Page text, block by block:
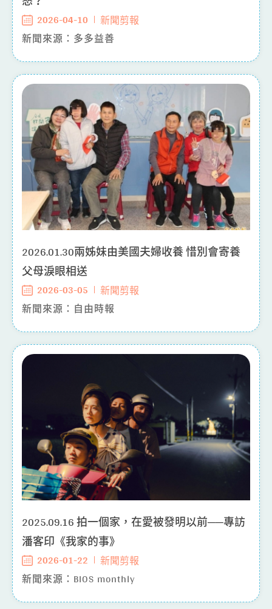
2026-04-10
新聞剪報
新聞來源：多多益善
2026.01.30兩姊妹由美國夫婦收養 惜別會寄養
父母淚眼相送
2026-03-05
新聞剪報
新聞來源：自由時報
2025.09.16 拍一個家，在愛被發明以前──專訪
潘客印《我家的事》
2026-01-22
新聞剪報
新聞來源：BIOS monthly